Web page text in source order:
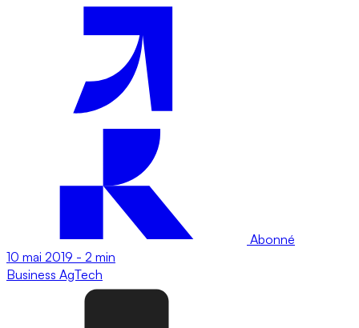
Abonné
10 mai 2019 - 2 min
Business AgTech